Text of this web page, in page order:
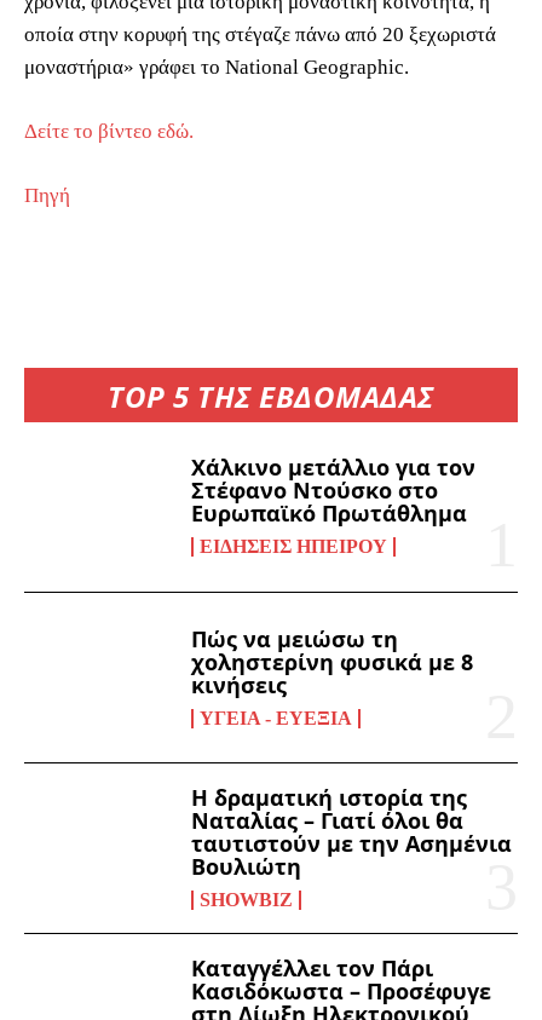
TOP 5 ΤΗΣ ΕΒΔΟΜΑΔΑΣ
Χάλκινο μετάλλιο για τον
Στέφανο Ντούσκο στο
Ευρωπαϊκό Πρωτάθλημα
ΕΙΔΉΣΕΙΣ ΗΠΕΊΡΟΥ
Πώς να μειώσω τη
χοληστερίνη φυσικά με 8
κινήσεις
ΥΓΕΊΑ - ΕΥΕΞΊΑ
Η δραματική ιστορία της
Ναταλίας – Γιατί όλοι θα
ταυτιστούν με την Ασημένια
Βουλιώτη
SHOWBIZ
Καταγγέλλει τον Πάρι
Κασιδόκωστα – Προσέφυγε
οποία στην κορυφή της στέγαζε πάνω από 20 ξεχωριστά
μοναστήρια» γράφει το National Geographic.
Δείτε το βίντεο εδώ.
Πηγή